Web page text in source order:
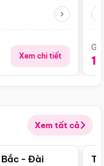
Xem chi tiết
Xem tất cả
Điểm nổi bật
Bắc - Đài